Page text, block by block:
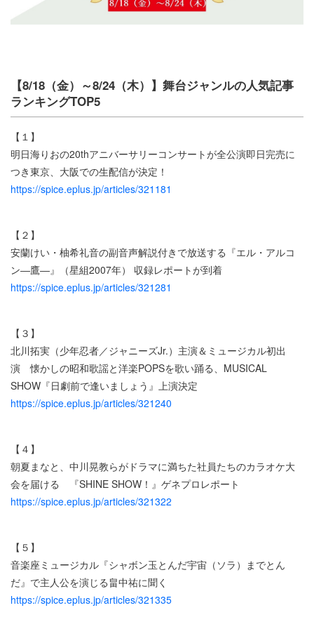
【8/18（金）～8/24（木）】舞台ジャンルの人気記事
ランキングTOP5
【１】
明日海りおの20thアニバーサリーコンサートが全公演即日完売に
つき東京、大阪での生配信が決定！
https://spice.eplus.jp/articles/321181
【２】
安蘭けい・柚希礼音の副音声解説付きで放送する『エル・アルコ
ン―鷹―』（星組2007年） 収録レポートが到着
https://spice.eplus.jp/articles/321281
【３】
北川拓実（少年忍者／ジャニーズJr.）主演＆ミュージカル初出
演 懐かしの昭和歌謡と洋楽POPSを歌い踊る、MUSICAL
SHOW『日劇前で逢いましょう』上演決定
https://spice.eplus.jp/articles/321240
【４】
朝夏まなと、中川晃教らがドラマに満ちた社員たちのカラオケ大
会を届ける 『SHINE SHOW！』ゲネプロレポート
https://spice.eplus.jp/articles/321322
【５】
音楽座ミュージカル『シャボン玉とんだ宇宙（ソラ）までとん
だ』で主人公を演じる畠中祐に聞く
https://spice.eplus.jp/articles/321335